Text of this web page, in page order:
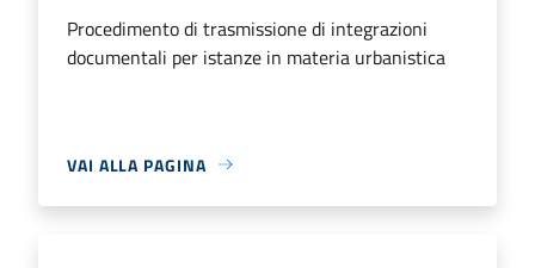
Procedimento di trasmissione di integrazioni
documentali per istanze in materia urbanistica
VAI ALLA PAGINA